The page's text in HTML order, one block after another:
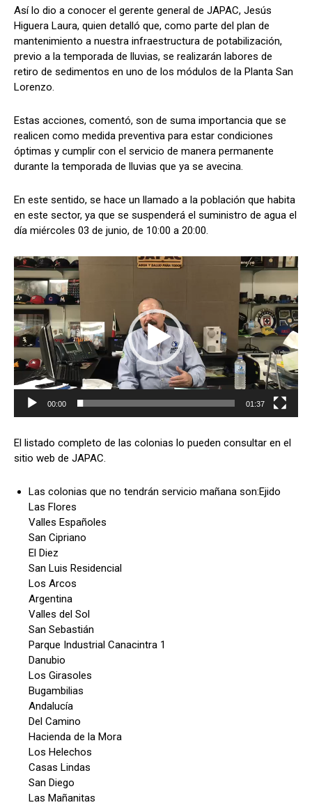
Así lo dio a conocer el gerente general de JAPAC, Jesús
Higuera Laura, quien detalló que, como parte del plan de
mantenimiento a nuestra infraestructura de potabilización,
previo a la temporada de lluvias, se realizarán labores de
retiro de sedimentos en uno de los módulos de la Planta San
Lorenzo.
Estas acciones, comentó, son de suma importancia que se
realicen como medida preventiva para estar condiciones
óptimas y cumplir con el servicio de manera permanente
durante la temporada de lluvias que ya se avecina.
En este sentido, se hace un llamado a la población que habita
en este sector, ya que se suspenderá el suministro de agua el
día miércoles 03 de junio, de 10:00 a 20:00.
R
e
p
r
o
d
u
c
t
r
e
v
d
00:00 01:37
El listado completo de las colonias lo pueden consultar en el
sitio web de JAPAC.
Las colonias que no tendrán servicio mañana son:Ejido
Las Flores
Valles Españoles
San Cipriano
El Diez
San Luis Residencial
Los Arcos
Argentina
Valles del Sol
San Sebastián
Parque Industrial Canacintra 1
Danubio
Los Girasoles
Bugambilias
Andalucía
Del Camino
Hacienda de la Mora
Los Helechos
Casas Lindas
San Diego
Las Mañanitas